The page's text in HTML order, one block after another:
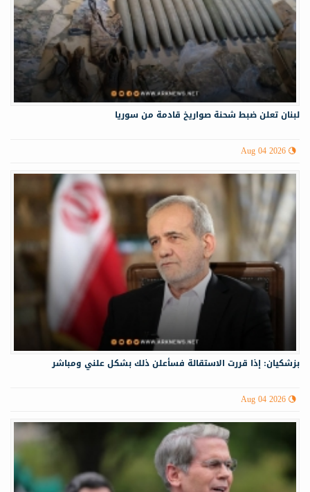
لبنان تعلن ضبط شحنة صواريخ قادمة من سوريا
Aug 04 2026
بزشكيان: إذا قررت الاستقالة فسأعلن ذلك بشكل علني ومباشر
Aug 04 2026